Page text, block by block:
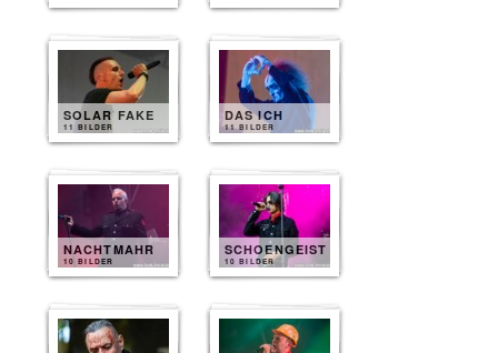
SOLAR FAKE
11 BILDER
DAS ICH
11 BILDER
NACHTMAHR
10 BILDER
SCHOENGEIST
10 BILDER